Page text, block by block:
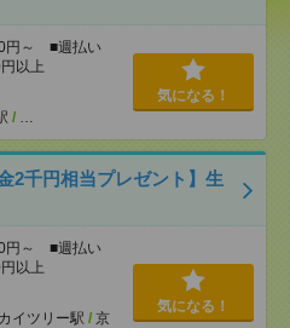
円～ ■週払い
以上
/ …
気になる！
2千円相当プレゼント】生
円～ ■週払い
以上
イツリー駅 / 京
気になる！